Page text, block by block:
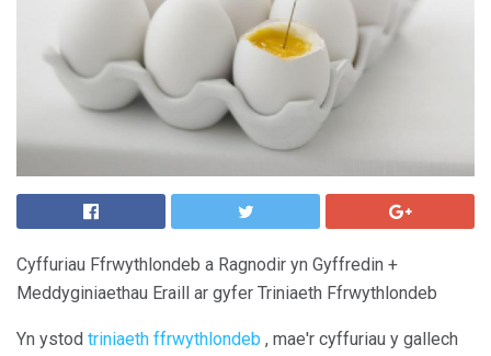
Cyffuriau Ffrwythlondeb a Ragnodir yn Gyffredin +
Meddyginiaethau Eraill ar gyfer Triniaeth Ffrwythlondeb
Yn ystod triniaeth ffrwythlondeb , mae'r cyffuriau y gallech